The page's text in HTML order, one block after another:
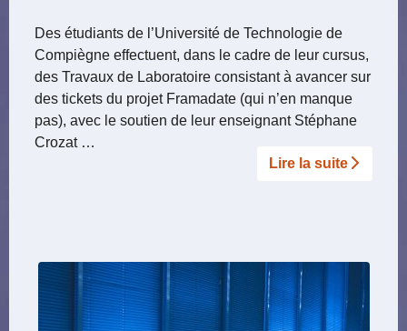
Des étudiants de l’Université de Technologie de
Compiègne effectuent, dans le cadre de leur cursus,
des Travaux de Laboratoire consistant à avancer sur
des tickets du projet Framadate (qui n’en manque
pas), avec le soutien de leur enseignant Stéphane
Crozat …
Lire la suite­­